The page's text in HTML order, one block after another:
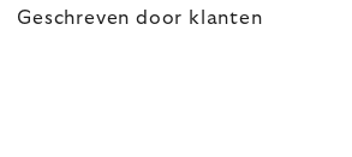
Geschreven door klanten